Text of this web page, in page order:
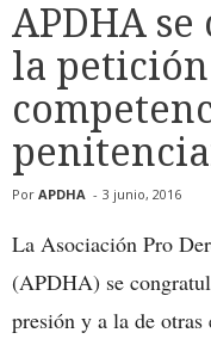
APDHA
la
Por APDHA - 3 junio, 2016
La Asociación Pro
(APDHA) se
presión y a la de